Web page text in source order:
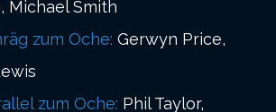
Michael Smith
zum Oche: Gerwyn Price,
zum Oche: Phil Taylor,